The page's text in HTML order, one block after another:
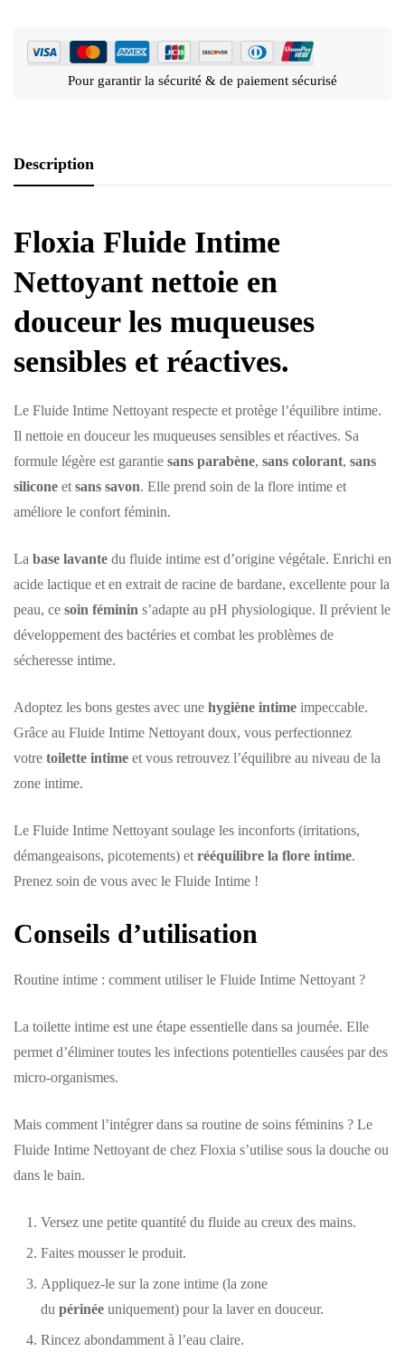
Pour garantir la sécurité & de paiement sécurisé
Description
Floxia Fluide Intime
Nettoyant nettoie en
douceur les muqueuses
sensibles et réactives.
Le Fluide Intime Nettoyant respecte et protège l’équilibre intime.
Il nettoie en douceur les muqueuses sensibles et réactives. Sa
formule légère est garantie sans parabène, sans colorant, sans
silicone et sans savon. Elle prend soin de la flore intime et
améliore le confort féminin.
La base lavante du fluide intime est d’origine végétale. Enrichi en
acide lactique et en extrait de racine de bardane, excellente pour la
peau, ce soin féminin s’adapte au pH physiologique. Il prévient le
développement des bactéries et combat les problèmes de
sécheresse intime.
Adoptez les bons gestes avec une hygiène intime impeccable.
Grâce au Fluide Intime Nettoyant doux, vous perfectionnez
votre toilette intime et vous retrouvez l’équilibre au niveau de la
zone intime.
Le Fluide Intime Nettoyant soulage les inconforts (irritations,
démangeaisons, picotements) et rééquilibre la flore intime.
Prenez soin de vous avec le Fluide Intime !
Conseils d’utilisation
Routine intime : comment utiliser le Fluide Intime Nettoyant ?
La toilette intime est une étape essentielle dans sa journée. Elle
permet d’éliminer toutes les infections potentielles causées par des
micro-organismes.
Mais comment l’intégrer dans sa routine de soins féminins ? Le
Fluide Intime Nettoyant de chez Floxia s’utilise sous la douche ou
dans le bain.
Versez une petite quantité du fluide au creux des mains.
Faites mousser le produit.
Appliquez-le sur la zone intime (la zone
du périnée uniquement) pour la laver en douceur.
Rincez abondamment à l’eau claire.